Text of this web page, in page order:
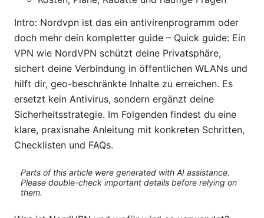
Intro: Nordvpn ist das ein antivirenprogramm oder
doch mehr dein kompletter guide – Quick guide: Ein
VPN wie NordVPN schützt deine Privatsphäre,
sichert deine Verbindung in öffentlichen WLANs und
hilft dir, geo-beschränkte Inhalte zu erreichen. Es
ersetzt kein Antivirus, sondern ergänzt deine
Sicherheitsstrategie. Im Folgenden findest du eine
klare, praxisnahe Anleitung mit konkreten Schritten,
Checklisten und FAQs.
Parts of this article were generated with AI assistance.
Please double-check important details before relying on
them.